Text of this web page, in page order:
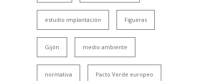
estudio implantación Figueras
Gijón medio ambiente
normativa Pacto Verde europeo